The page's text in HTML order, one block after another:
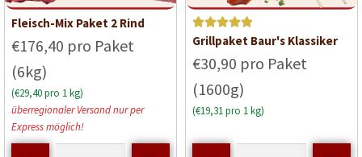
Fleisch-Mix Paket 2 Rind
€176,40 pro Paket
(6kg)
(€29,40 pro 1 kg)
überregionaler Versand nur per
Express möglich!
Bewerte
von 5
Grillpaket Baur's Klassiker
€30,90 pro Paket
(1600g)
(€19,31 pro 1 kg)